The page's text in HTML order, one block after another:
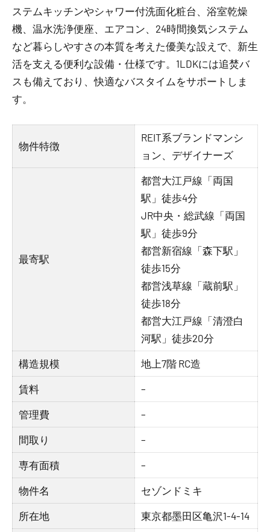
ステムキッチンやシャワー付洗面化粧台、浴室乾燥
機、温水洗浄便座、エアコン、24時間換気システム
など暮らしやすさの本質を考えた優美な設えで、新生
活を支える便利な設備・仕様です。1LDKには追焚バ
スも備えており、快適なバスタイムをサポートしま
す。
物件特徴
REIT系ブランドマンシ
ョン、デザイナーズ
最寄駅
都営大江戸線「両国
駅」徒歩4分
JR中央・総武線「両国
駅」徒歩9分
都営新宿線「森下駅」
徒歩15分
都営浅草線「蔵前駅」
徒歩18分
都営大江戸線「清澄白
河駅」徒歩20分
構造規模 地上7階 RC造
賃料 –
管理費 –
間取り –
専有面積 –
物件名 セゾンドミキ
所在地 東京都墨田区亀沢1-4-14